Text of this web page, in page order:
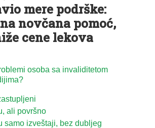
mere podrške:
novčana pomoć,
cene lekova
osoba sa invaliditetom
ali površno
samo izveštaji, bez dubljeg